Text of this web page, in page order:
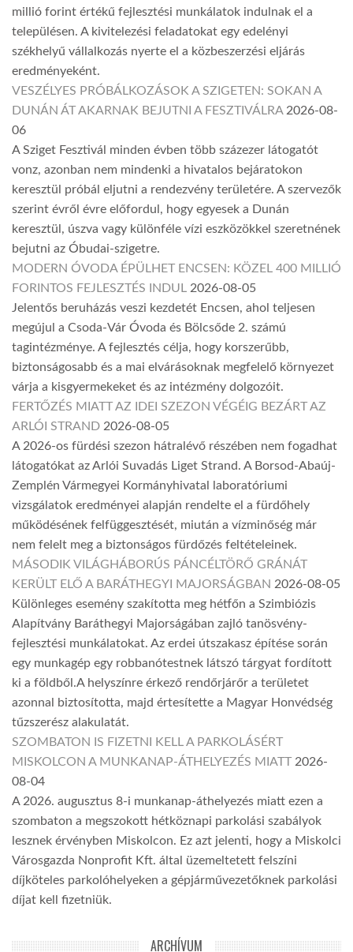
millió forint értékű fejlesztési munkálatok indulnak el a
településen. A kivitelezési feladatokat egy edelényi
székhelyű vállalkozás nyerte el a közbeszerzési eljárás
eredményeként.
VESZÉLYES PRÓBÁLKOZÁSOK A SZIGETEN: SOKAN A
DUNÁN ÁT AKARNAK BEJUTNI A FESZTIVÁLRA 2026-08-
06
A Sziget Fesztivál minden évben több százezer látogatót
vonz, azonban nem mindenki a hivatalos bejáratokon
keresztül próbál eljutni a rendezvény területére. A szervezők
szerint évről évre előfordul, hogy egyesek a Dunán
keresztül, úszva vagy különféle vízi eszközökkel szeretnének
bejutni az Óbudai-szigetre.
MODERN ÓVODA ÉPÜLHET ENCSEN: KÖZEL 400 MILLIÓ
FORINTOS FEJLESZTÉS INDUL 2026-08-05
Jelentős beruházás veszi kezdetét Encsen, ahol teljesen
megújul a Csoda-Vár Óvoda és Bölcsőde 2. számú
tagintézménye. A fejlesztés célja, hogy korszerűbb,
biztonságosabb és a mai elvárásoknak megfelelő környezet
várja a kisgyermekeket és az intézmény dolgozóit.
FERTŐZÉS MIATT AZ IDEI SZEZON VÉGÉIG BEZÁRT AZ
ARLÓI STRAND 2026-08-05
A 2026-os fürdési szezon hátralévő részében nem fogadhat
látogatókat az Arlói Suvadás Liget Strand. A Borsod-Abaúj-
Zemplén Vármegyei Kormányhivatal laboratóriumi
vizsgálatok eredményei alapján rendelte el a fürdőhely
működésének felfüggesztését, miután a vízminőség már
nem felelt meg a biztonságos fürdőzés feltételeinek.
MÁSODIK VILÁGHÁBORÚS PÁNCÉLTÖRŐ GRÁNÁT
KERÜLT ELŐ A BARÁTHEGYI MAJORSÁGBAN 2026-08-05
Különleges esemény szakította meg hétfőn a Szimbiózis
Alapítvány Baráthegyi Majorságában zajló tanösvény-
fejlesztési munkálatokat. Az erdei útszakasz építése során
egy munkagép egy robbanótestnek látszó tárgyat fordított
ki a földből.A helyszínre érkező rendőrjárőr a területet
azonnal biztosította, majd értesítette a Magyar Honvédség
tűzszerész alakulatát.
SZOMBATON IS FIZETNI KELL A PARKOLÁSÉRT
MISKOLCON A MUNKANAP-ÁTHELYEZÉS MIATT 2026-
08-04
A 2026. augusztus 8-i munkanap-áthelyezés miatt ezen a
szombaton a megszokott hétköznapi parkolási szabályok
lesznek érvényben Miskolcon. Ez azt jelenti, hogy a Miskolci
Városgazda Nonprofit Kft. által üzemeltetett felszíni
díjköteles parkolóhelyeken a gépjárművezetőknek parkolási
díjat kell fizetniük.
ARCHÍVUM